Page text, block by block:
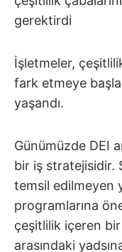
gerektirdi
İşletmeler,
fark etmeye
yaşandı.
Günümüzde DEI
bir iş stratejisidir.
temsil edilmeyen
programlarına
çeşitlilik içeren
arasındaki